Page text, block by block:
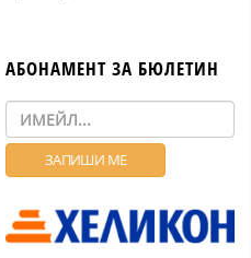
АБОНАМЕНТ ЗА БЮЛЕТИН